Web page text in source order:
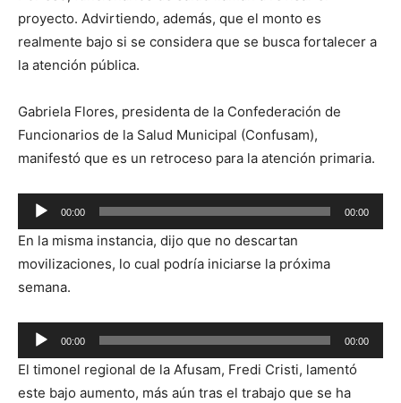
proyecto. Advirtiendo, además, que el monto es
realmente bajo si se considera que se busca fortalecer a
la atención pública.
Gabriela Flores, presidenta de la Confederación de
Funcionarios de la Salud Municipal (Confusam),
manifestó que es un retroceso para la atención primaria.
Reproductor
de
audio
00:00 00:00
En la misma instancia, dijo que no descartan
movilizaciones, lo cual podría iniciarse la próxima
semana.
Reproductor
de
audio
00:00 00:00
El timonel regional de la Afusam, Fredi Cristi, lamentó
este bajo aumento, más aún tras el trabajo que se ha